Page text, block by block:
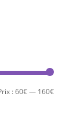
Prix
Prix
:60€— 160€